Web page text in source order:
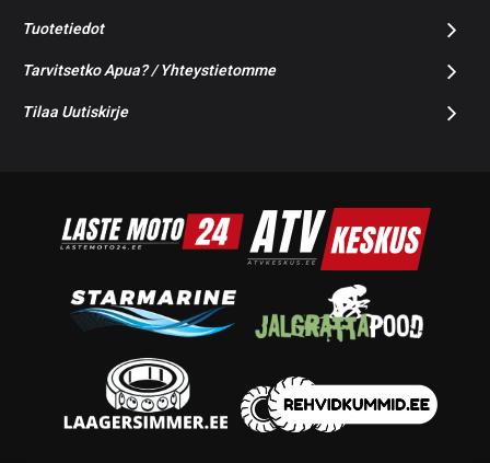
Tuotetiedot
Tarvitsetko Apua? / Yhteystietomme
Tilaa Uutiskirje